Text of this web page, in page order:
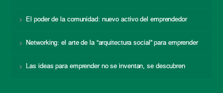
El poder de la comunidad: nuevo activo del emprendedor
Networking: el arte de la “arquitectura social” para emprender
Las ideas para emprender no se inventan, se descubren